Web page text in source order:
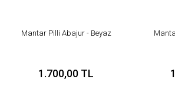
Mantar Pilli Abajur - Beyaz
1.700,00 TL